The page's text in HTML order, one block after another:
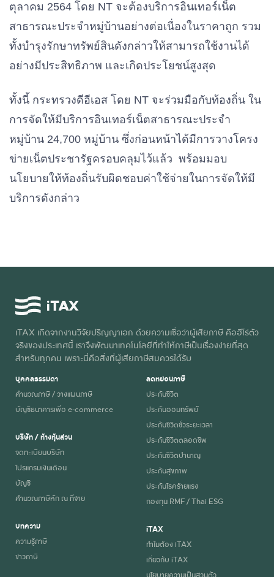
ตุลาคม 2564 โดย NT จะต้องบริการอินเทอร์เน็ต
สาธารณะประจำหมู่บ้านอย่างต่อเนื่องในราคาถูก รวม
ทั้งบำรุงรักษาทรัพย์สินดังกล่าวให้สามารถใช้งานได้
อย่างมีประสิทธิภาพ และเกิดประโยชน์สูงสุด
ทั้งนี้ กระทรวงดีอีเอส โดย NT จะร่วมมือกับท้องถิ่น ใน
การจัดให้มีบริการอินเทอร์เน็ตสาธารณะประจำ
หมู่บ้าน 24,700 หมู่บ้าน ซึ่งก่อนหน้าได้มีการวางโครง
ข่ายเน็ตประชารัฐครอบคลุมไว้แล้ว พร้อมมอบ
นโยบายให้ท้องถิ่นรับผิดชอบค่าใช้จ่ายในการจัดให้มี
บริการดังกล่าว
iTAX เกิดจากงานวิจัยปริญญาเอก ด้วยความเชื่อว่าผู้เสียภาษี คือฮีโร่ตัว
จริงของประเทศนี้ เราจึงพัฒนาเทคโนโลยีที่ทำให้ภาษีเป็นเรื่องง่ายที่สุด
สำหรับทุกคน เพราะนี่คือสิ่งที่ผู้เสียภาษีสมควรได้รับ
บุคคลธรรมดา
คำนวณภาษี / วางแผนภาษี
บัญชีธนาคารเพื่อ e-commerce
บริษัท / ห้างหุ้นส่วน
จดทะเบียนบริษัท
โปรแกรมเงินเดือน
บัญชี
คำนวณภาษีหัก ณ ที่จ่าย
บทความ
ความรู้ภาษี
ข่าวภาษี
ลดหย่อนภาษี
ประกันชีวิต
ประกันออมทรัพย์
ประกันชีวิตชั่วระยะเวลา
ประกันชีวิตตลอดชีพ
ประกันชีวิตบำนาญ
ประกันสุขภาพ
ประกันโรคร้ายแรง
กองทุน RMF / Thai ESG
iTAX
ทำไมต้อง iTAX
เกี่ยวกับ iTAX
นโยบายความเป็นส่วนตัว